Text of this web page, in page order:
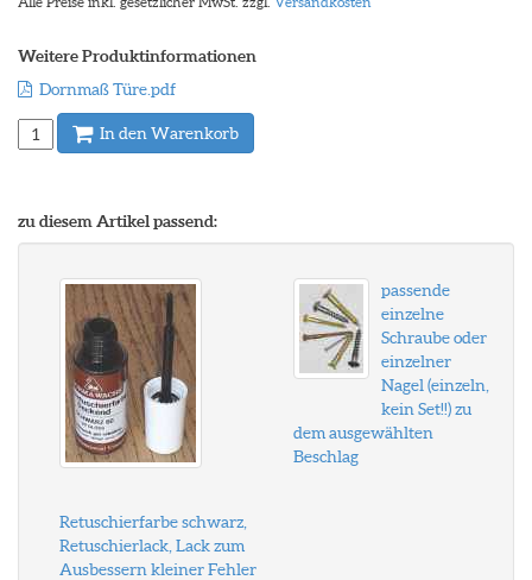
Weitere Produktinformationen
Dornmaß Türe.pdf
In den Warenkorb
zu diesem Artikel passend:
Retuschierfarbe schwarz,
Retuschierlack, Lack zum
Ausbessern kleiner Fehler
passende
einzelne
Schraube oder
einzelner
Nagel (einzeln,
kein Set!!) zu
dem ausgewählten
Beschlag